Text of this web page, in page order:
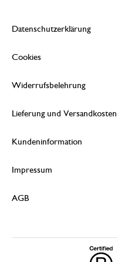
Datenschutzerklärung
Cookies
Widerrufsbelehrung
Lieferung und Versandkosten
Kundeninformation
Impressum
AGB